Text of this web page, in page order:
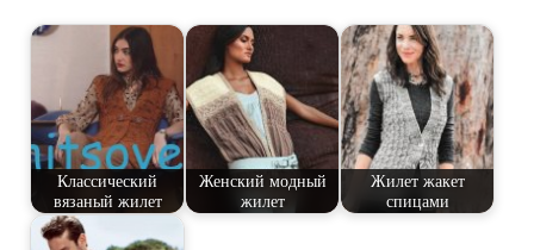
Классический
вязаный жилет
Женский модный
жилет
Жилет жакет
спицами